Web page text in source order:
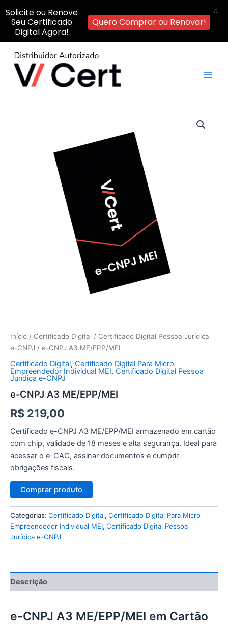
para
conteúdo
Início / Certificado Digital / Certificado Digital Pessoa Jurídica
e-CNPJ / e-CNPJ A3 ME/EPP/MEI
Certificado Digital, Certificado Digital Para Micro
Empreendedor Individual MEI, Certificado Digital Pessoa
Jurídica e-CNPJ
e-CNPJ A3 ME/EPP/MEI
R$ 219,00
Certificado e-CNPJ A3 ME/EPP/MEI armazenado em cartão
com chip, validade de 18 meses e alta segurança. Ideal para
acessar o e-CAC, assinar documentos e cumprir
obrigações fiscais.
Comprar produto
Categorias: Certificado Digital, Certificado Digital Para Micro
Empreendedor Individual MEI, Certificado Digital Pessoa
Jurídica e-CNPJ
Descrição
e-CNPJ A3 ME/EPP/MEI em Cartão
Solicite ou Renove
Seu Certificado
Digital Agora!
Quero Comprar ou Renovar!
X